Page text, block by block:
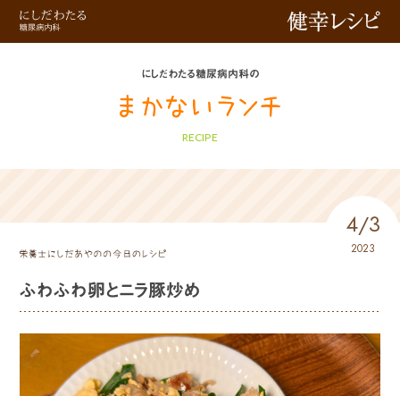
健幸レシピ
にしだわたる糖尿病内科の
RECIPE
4/3
2023
ふわふわ卵とニラ豚炒め